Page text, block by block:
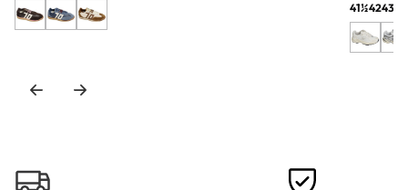
41½4243